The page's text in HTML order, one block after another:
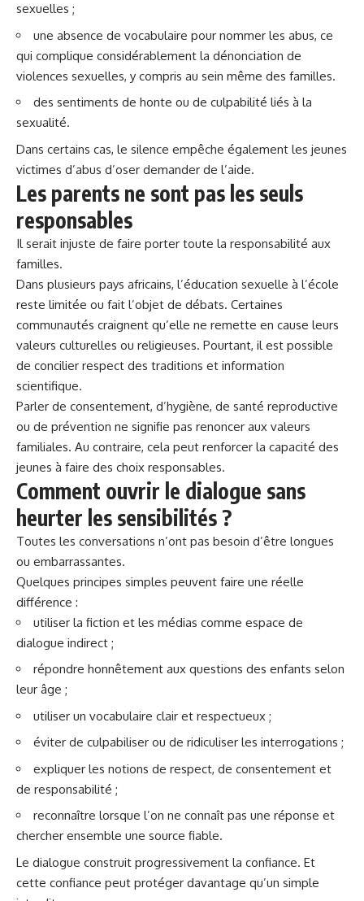
sexuelles ;
une absence de vocabulaire pour nommer les abus, ce
qui complique considérablement la dénonciation de
violences sexuelles, y compris au sein même des familles.
des sentiments de honte ou de culpabilité liés à la
sexualité.
Dans certains cas, le silence empêche également les jeunes
victimes d’abus d’oser demander de l’aide.
Les parents ne sont pas les seuls
responsables
Il serait injuste de faire porter toute la responsabilité aux
familles.
Dans plusieurs pays africains, l’éducation sexuelle à l’école
reste limitée ou fait l’objet de débats. Certaines
communautés craignent qu’elle ne remette en cause leurs
valeurs culturelles ou religieuses. Pourtant, il est possible
de concilier respect des traditions et information
scientifique.
Parler de consentement, d’hygiène, de santé reproductive
ou de prévention ne signifie pas renoncer aux valeurs
familiales. Au contraire, cela peut renforcer la capacité des
jeunes à faire des choix responsables.
Comment ouvrir le dialogue sans
heurter les sensibilités ?
Toutes les conversations n’ont pas besoin d’être longues
ou embarrassantes.
Quelques principes simples peuvent faire une réelle
différence :
utiliser la fiction et les médias comme espace de
dialogue indirect ;
répondre honnêtement aux questions des enfants selon
leur âge ;
utiliser un vocabulaire clair et respectueux ;
éviter de culpabiliser ou de ridiculiser les interrogations ;
expliquer les notions de respect, de consentement et
de responsabilité ;
reconnaître lorsque l’on ne connaît pas une réponse et
chercher ensemble une source fiable.
Le dialogue construit progressivement la confiance. Et
cette confiance peut protéger davantage qu’un simple